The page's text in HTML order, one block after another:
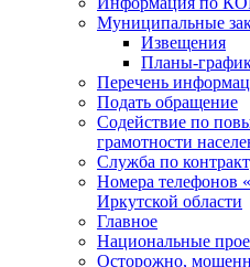
Муниципальные
Извещения
Планы-
Перечень
Подать обращение
Содействие по
грамотности
Служба по
Номера телефонов
Иркутской области
Главное
Национальные
Осторожно,